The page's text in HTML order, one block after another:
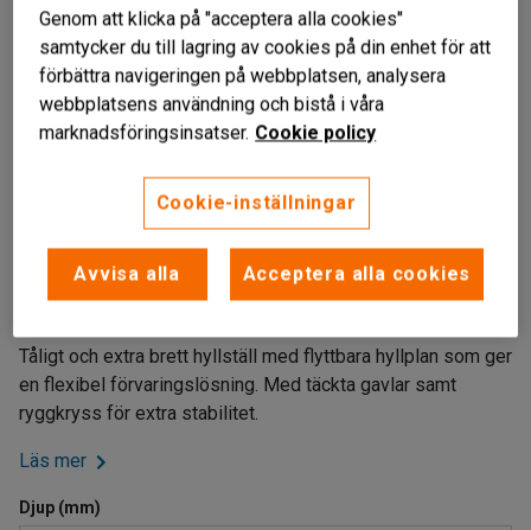
Liknande produkter
Flexibel förvaringslösning
Fem flyttbara hyllplan
Täckta gavlar och ryggkryss
Tåligt och extra brett hyllställ med flyttbara hyllplan som ger
en flexibel förvaringslösning. Med täckta gavlar samt
ryggkryss för extra stabilitet.
Läs mer
Djup (mm)
Genom att klicka på "acceptera alla cookies"
samtycker du till lagring av cookies på din enhet för att
förbättra navigeringen på webbplatsen, analysera
webbplatsens användning och bistå i våra
marknadsföringsinsatser. Cookie policy
Cookie-inställningar
Avvisa alla Acceptera alla cookies